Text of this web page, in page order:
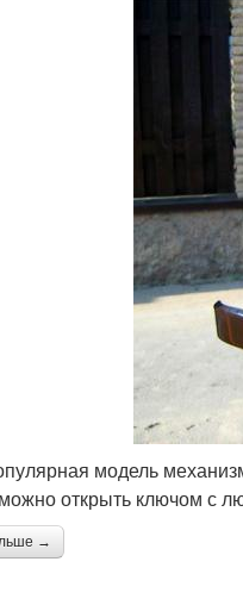
модель
открыть ключом с
→